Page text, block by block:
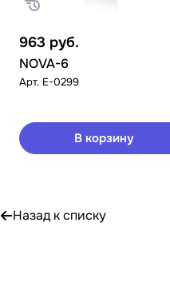
963 руб.
NOVA-6
Арт. E-0299
В корзину
Назад к списку